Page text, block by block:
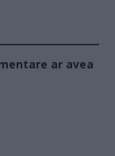
ar avea